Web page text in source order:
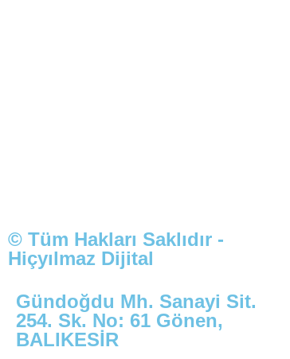
© Tüm Hakları Saklıdır -
Hiçyılmaz Dijital
Gündoğdu Mh. Sanayi Sit.
254. Sk. No: 61 Gönen,
BALIKESİR